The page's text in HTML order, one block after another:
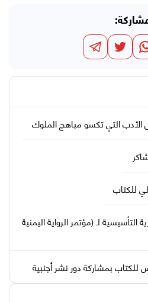
الأدب التي تكسو مباهج الملوك
للكتاب
التأسيسية لـ (مؤتمر الرواية اليمنية